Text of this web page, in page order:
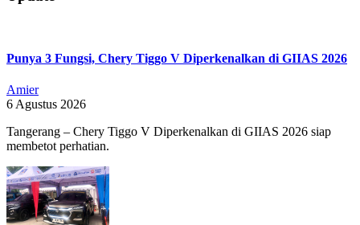
07-
Punya 3 Fungsi, Chery Tiggo V Diperkenalkan di GIIAS 2026
Amier
6 Agustus 2026
Tangerang – Chery Tiggo V Diperkenalkan di GIIAS 2026 siap
membetot perhatian.